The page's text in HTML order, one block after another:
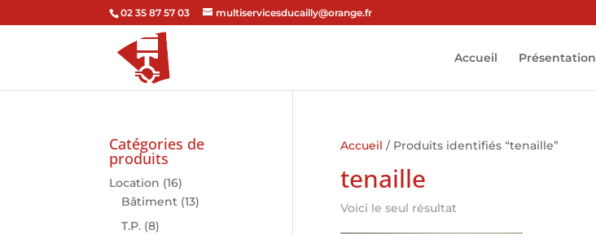
02 35 87 57 03 multiservicesducailly@orange.fr
Accueil Présentation
Accueil / Produits identifiés “tenaille”
tenaille
Voici le seul résultat
Catégories de
produits
Location (16)
Bâtiment (13)
T.P. (8)